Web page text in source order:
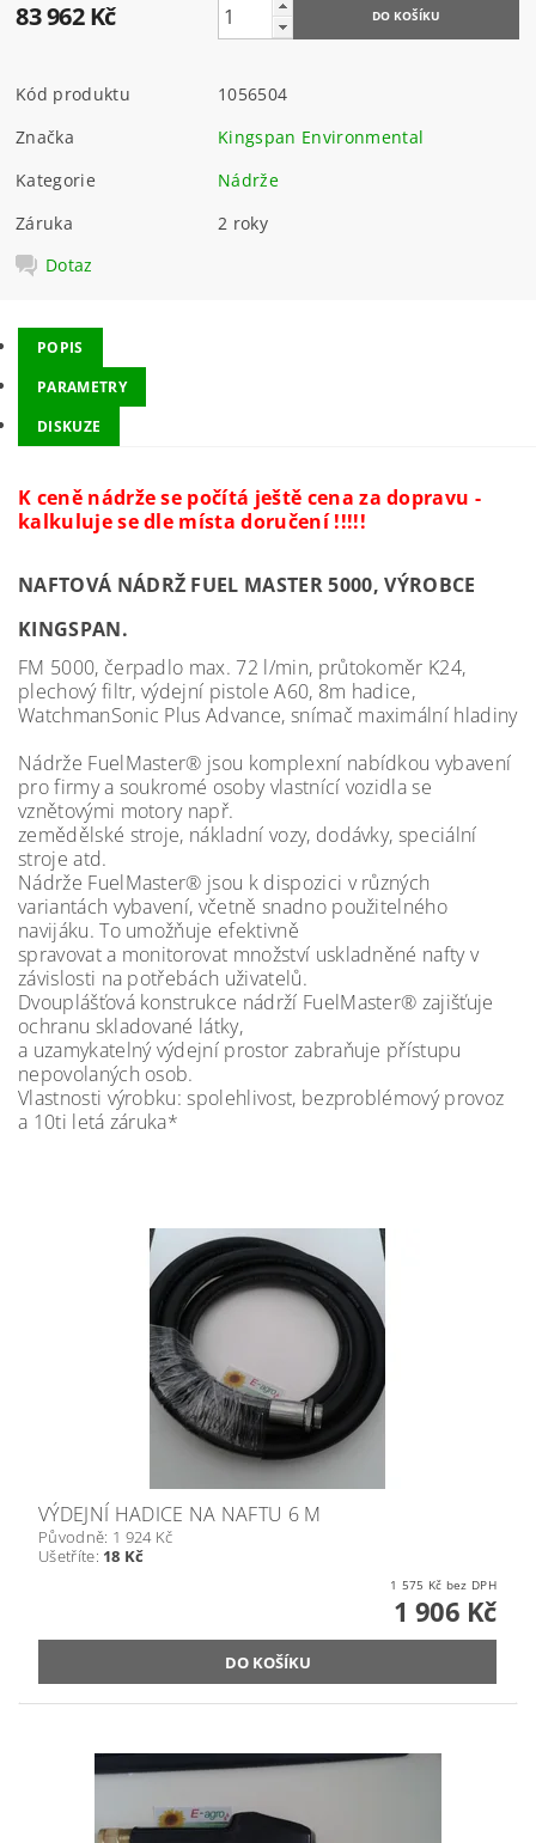
83 962 Kč
Kód produktu
1056504
Značka
Kingspan Environmental
Kategorie
Nádrže
Záruka
2 roky
Dotaz
POPIS
PARAMETRY
DISKUZE
K ceně nádrže se počítá ještě cena za dopravu -
kalkuluje se dle místa doručení !!!!!
NAFTOVÁ NÁDRŽ FUEL MASTER 5000, VÝROBCE
KINGSPAN.
FM 5000, čerpadlo max. 72 l/min, průtokoměr K24,
plechový filtr, výdejní pistole A60, 8m hadice,
WatchmanSonic Plus Advance, snímač maximální hladiny
Nádrže FuelMaster® jsou komplexní nabídkou vybavení
pro firmy a soukromé osoby vlastnící vozidla se
vznětovými motory např.
zemědělské stroje, nákladní vozy, dodávky, speciální
stroje atd.
Nádrže FuelMaster® jsou k dispozici v různých
variantách vybavení, včetně snadno použitelného
navijáku. To umožňuje efektivně
spravovat a monitorovat množství uskladněné nafty v
závislosti na potřebách uživatelů.
Dvouplášťová konstrukce nádrží FuelMaster® zajišťuje
ochranu skladované látky,
a uzamykatelný výdejní prostor zabraňuje přístupu
nepovolaných osob.
Vlastnosti výrobku: spolehlivost, bezproblémový provoz
a 10ti letá záruka*
VÝDEJNÍ HADICE NA NAFTU 6 M
Původně: 1 924 Kč
Ušetříte: 18 Kč
1 575 Kč bez DPH
1 906 Kč